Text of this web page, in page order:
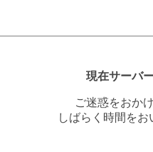
現在サーバ
ご迷惑をおか
しばらく時間を